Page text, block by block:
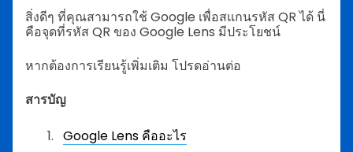
สิ่งดีๆ ที่คุณสามารถใช้ Google เพื่อสแกนรหัส QR ได้ นี่
คือจุดที่รหัส QR ของ Google Lens มีประโยชน์
หากต้องการเรียนรู้เพิ่มเติม โปรดอ่านต่อ
สารบัญ
Google Lens คืออะไร